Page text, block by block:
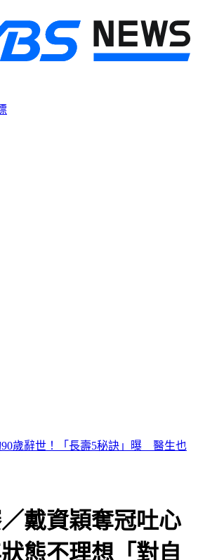
慮意外減緩！標普、那指「雙開高」
戴資穎奪冠吐心
態不理想「對自